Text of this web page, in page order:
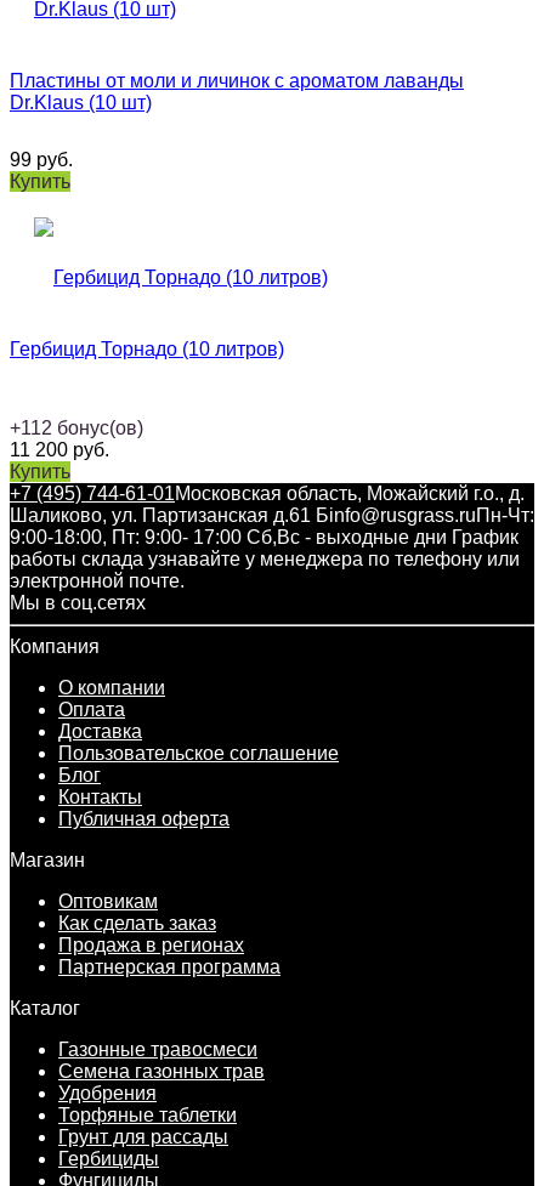
Пластины от моли и личинок с ароматом лаванды
Dr.Klaus (10 шт)
99 руб.
Купить
Гербицид Торнадо (10 литров)
+112 бонус(ов)
11 200 руб.
Купить
+7 (495) 744-61-01Московская область, Можайский г.о., д.
Шаликово, ул. Партизанская д.61 Бinfo@rusgrass.ruПн-Чт:
9:00-18:00, Пт: 9:00- 17:00 Сб,Вс - выходные дни График
работы склада узнавайте у менеджера по телефону или
электронной почте.
Мы в соц.сетях
Компания
О компании
Оплата
Доставка
Пользовательское соглашение
Блог
Контакты
Публичная оферта
Магазин
Оптовикам
Как сделать заказ
Продажа в регионах
Партнерская программа
Каталог
Газонные травосмеси
Семена газонных трав
Удобрения
Торфяные таблетки
Грунт для рассады
Гербициды
Фунгициды